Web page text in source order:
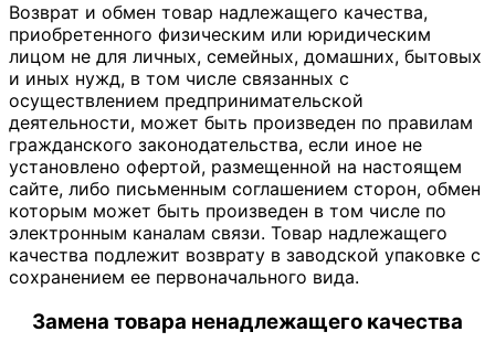
Возврат и обмен товар надлежащего качества,
приобретенного физическим или юридическим
лицом не для личных, семейных, домашних, бытовых
и иных нужд, в том числе связанных с
осуществлением предпринимательской
деятельности, может быть произведен по правилам
гражданского законодательства, если иное не
установлено офертой, размещенной на настоящем
сайте, либо письменным соглашением сторон, обмен
которым может быть произведен в том числе по
электронным каналам связи. Товар надлежащего
качества подлежит возврату в заводской упаковке с
сохранением ее первоначального вида.
Замена товара ненадлежащего качества